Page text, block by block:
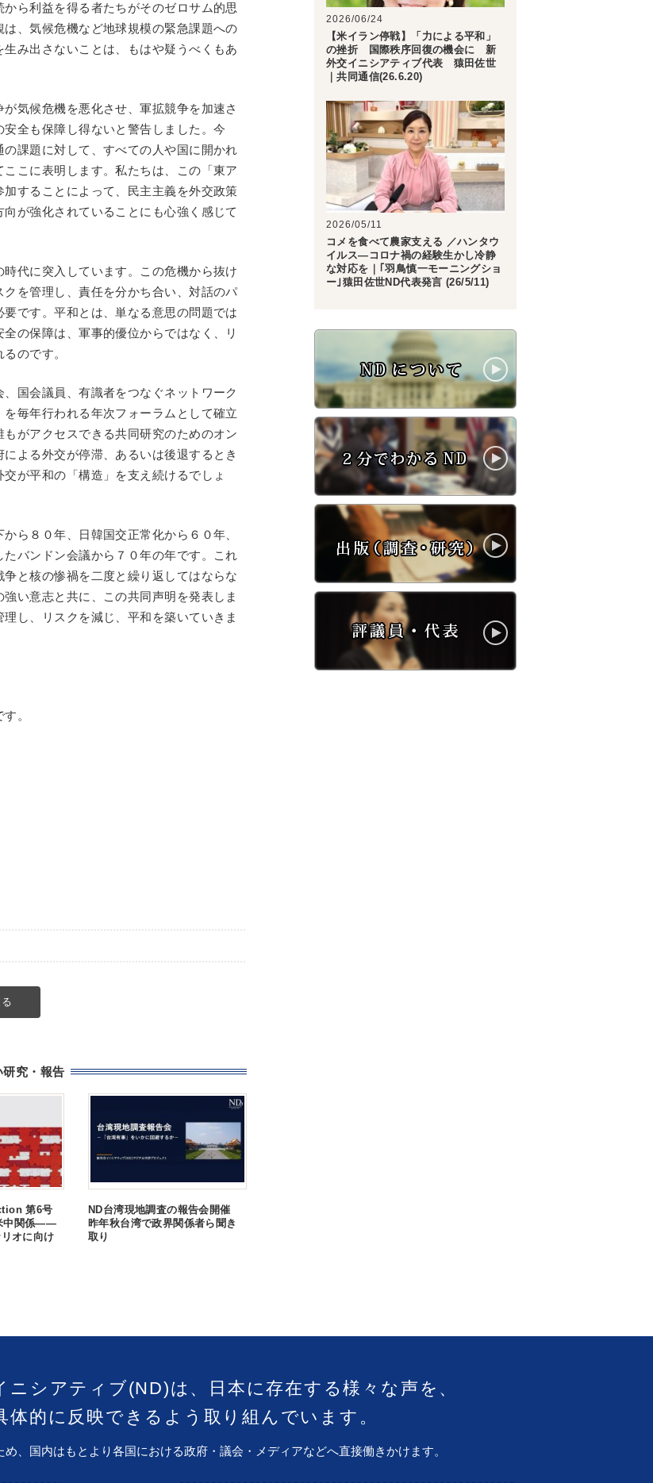
ら利益を得る者たちがそのゼロサム的思
、気候危機など地球規模の緊急課題への
み出さないことは、もはや疑うべくもあ
気候危機を悪化させ、軍拡競争を加速さ
全も保障し得ないと警告しました。今
課題に対して、すべての人や国に開かれ
こに表明します。私たちは、この「東ア
することによって、民主主義を外交政策
が強化されていることにも心強く感じて
代に突入しています。この危機から抜け
を管理し、責任を分かち合い、対話のパ
です。平和とは、単なる意思の問題では
の保障は、軍事的優位からではなく、リ
のです。
国会議員、有識者をつなぐネットワーク
毎年行われる年次フォーラムとして確立
がアクセスできる共同研究のためのオン
よる外交が停滞、あるいは後退するとき
が平和の「構造」を支え続けるでしょ
ら８０年、日韓国交正常化から６０年、
バンドン会議から７０年の年です。これ
と核の惨禍を二度と繰り返してはならな
い意志と共に、この共同声明を発表しま
し、リスクを減じ、平和を築いていきま
。
究・報告
第6号
中関係――
オに向け
ND台湾現地調査の報告会開催
昨年秋台湾で政界関係者ら聞き
取り
2026/06/24
【米イラン停戦】「力による平和」
の挫折 国際秩序回復の機会に 新
外交イニシアティブ代表 猿田佐世
｜共同通信(26.6.20)
2026/05/11
コメを食べて農家支える ／ハンタウ
イルス―コロナ禍の経験生かし冷静
な対応を｜｢羽鳥慎一モーニングショ
ー｣猿田佐世ND代表発言 (26/5/11)
ニシアティブ(ND)は、日本に存在する様々な声を、
体的に反映できるよう取り組んでいます。
め、国内はもとより各国における政府・議会・メディアなどへ直接働きかけます。